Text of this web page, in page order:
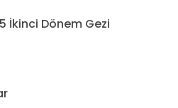
İkinci Dönem Gezi